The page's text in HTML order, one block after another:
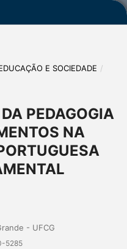
E SOCIEDADE /
PEDAGOGIA
NA
- UFCG
5285